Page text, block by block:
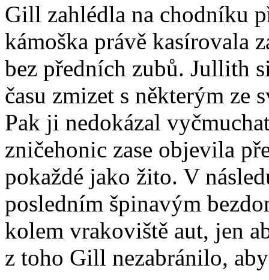
Gill zahlédla na chodníku
kámoška právě kasírovala
bez předních zubů. Jullith
času zmizet s některým ze
Pak ji nedokázal
zničehonic zase objevila
pokaždé jako žito. V
posledním špinavým
kolem vrakoviště aut, jen
z toho Gill nezabránilo,